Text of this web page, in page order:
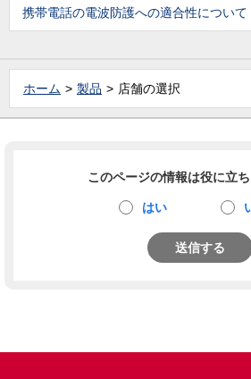
携帯電話の電波防護への適合性について
ホーム 製品 店舗の選択
このページの情報は役に立
はい
送信する